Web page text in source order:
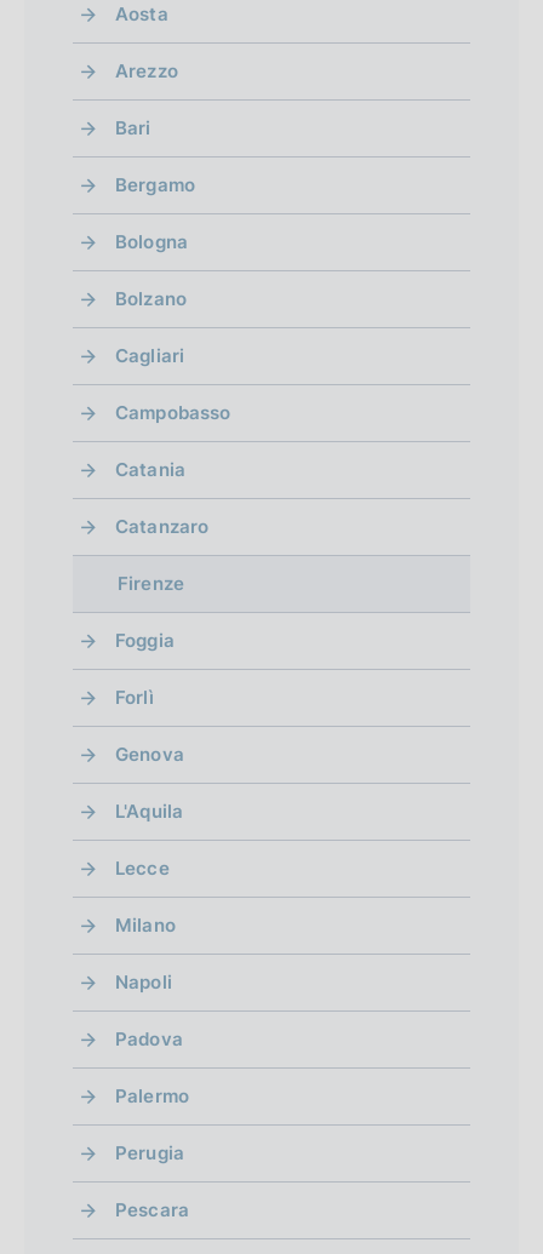
Aosta
Arezzo
Bari
Bergamo
Bologna
Bolzano
Cagliari
Campobasso
Catania
Catanzaro
Firenze
Foggia
Forlì
Genova
L'Aquila
Lecce
Milano
Napoli
Padova
Palermo
Perugia
Pescara